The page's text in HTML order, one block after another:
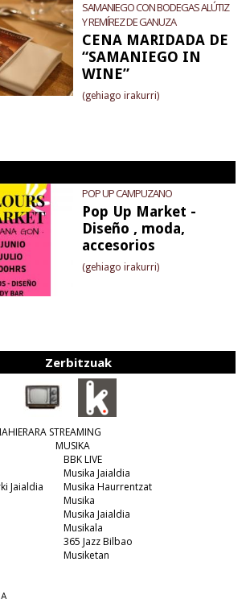
SAMANIEGO CON BODEGAS ALÚTIZ
Y REMÍREZ DE GANUZA
CENA MARIDADA DE
“SAMANIEGO IN
WINE”
(gehiago irakurri)
POP UP CAMPUZANO
Pop Up Market -
Diseño , moda,
accesorios
(gehiago irakurri)
Zerbitzuak
STREAMING
Jaialdia
MUSIKA
BBK LIVE
Musika Jaialdia
Musika Haurrentzat
Musika
Musika Jaialdia
Musikala
365 Jazz Bilbao
Musiketan